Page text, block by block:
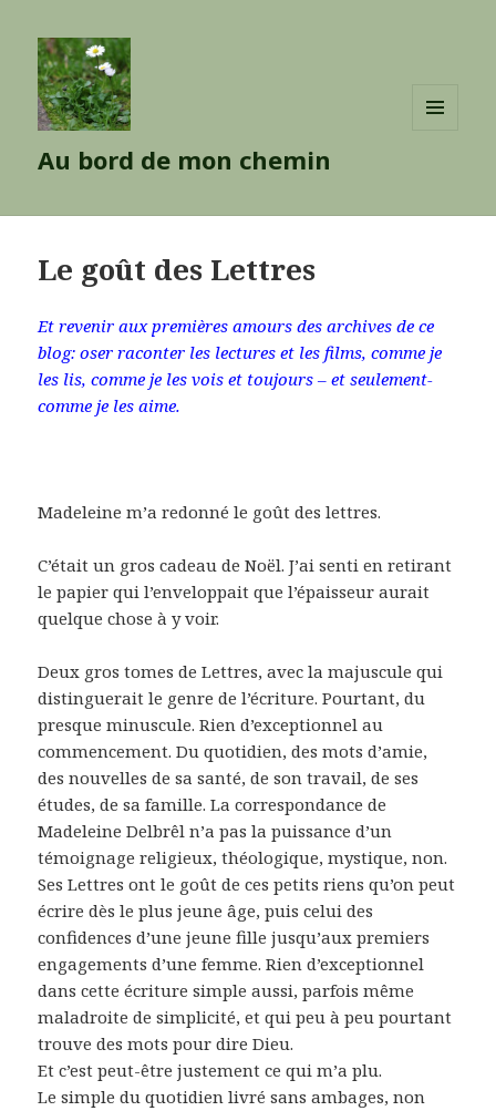
Au bord de mon chemin
Le goût des Lettres
Et revenir aux premières amours des archives de ce
blog: oser raconter les lectures et les films, comme je
les lis, comme je les vois et toujours – et seulement-
comme je les aime.
Madeleine m’a redonné le goût des lettres.
C’était un gros cadeau de Noël. J’ai senti en retirant
le papier qui l’enveloppait que l’épaisseur aurait
quelque chose à y voir.
Deux gros tomes de Lettres, avec la majuscule qui
distinguerait le genre de l’écriture. Pourtant, du
presque minuscule. Rien d’exceptionnel au
commencement. Du quotidien, des mots d’amie,
des nouvelles de sa santé, de son travail, de ses
études, de sa famille. La correspondance de
Madeleine Delbrêl n’a pas la puissance d’un
témoignage religieux, théologique, mystique, non.
Ses Lettres ont le goût de ces petits riens qu’on peut
écrire dès le plus jeune âge, puis celui des
confidences d’une jeune fille jusqu’aux premiers
engagements d’une femme. Rien d’exceptionnel
dans cette écriture simple aussi, parfois même
maladroite de simplicité, et qui peu à peu pourtant
trouve des mots pour dire Dieu.
Et c’est peut-être justement ce qui m’a plu.
Le simple du quotidien livré sans ambages, non